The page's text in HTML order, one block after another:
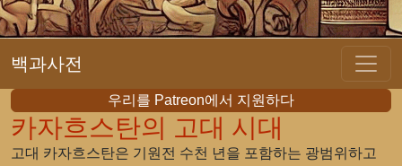
백과사전
우리를 Patreon에서 지원하다
카자흐스탄의 고대 시대
고대 카자흐스탄은 기원전 수천 년을 포함하는 광범위하고